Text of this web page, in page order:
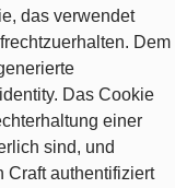
das verwendet
Dem
Das Cookie
einer
sind, und
Craft authentifiziert